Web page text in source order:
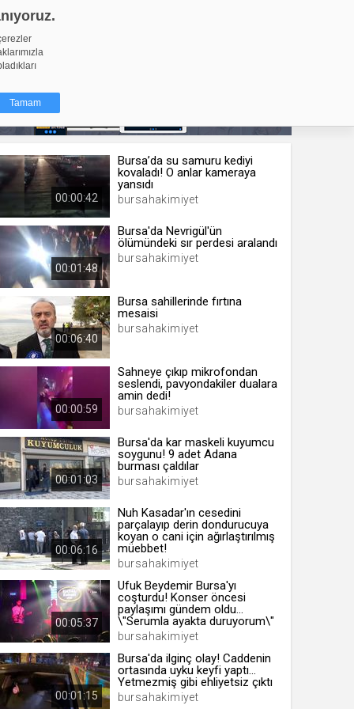
Tamam
küçük
İzniniz şu
hale
bir
Türü
00:00:42
Bursa’da su samuru kediyi
kovaladı! O anlar kameraya
yansıdı
bursahakimiyet
00:01:48
Bursa'da Nevrigül'ün
ölümündeki sır perdesi aralandı
bursahakimiyet
00:06:40
Bursa sahillerinde fırtına
mesaisi
bursahakimiyet
00:00:59
Sahneye çıkıp mikrofondan
seslendi, pavyondakiler dualara
amin dedi!
bursahakimiyet
00:01:03
Bursa'da kar maskeli kuyumcu
soygunu! 9 adet Adana
burması çaldılar
bursahakimiyet
00:06:16
Nuh Kasadar'ın cesedini
parçalayıp derin dondurucuya
koyan o cani için ağırlaştırılmış
müebbet!
bursahakimiyet
00:05:37
Ufuk Beydemir Bursa'yı
coşturdu! Konser öncesi
paylaşımı gündem oldu...
\"Serumla ayakta duruyorum\"
bursahakimiyet
00:01:15
Bursa'da ilginç olay! Caddenin
ortasında uyku keyfi yaptı...
Yetmezmiş gibi ehliyetsiz çıktı
bursahakimiyet